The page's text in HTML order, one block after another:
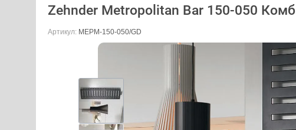
Zehnder Metropolitan Bar 150-050 Комб
Артикул: MEPM-150-050/GD